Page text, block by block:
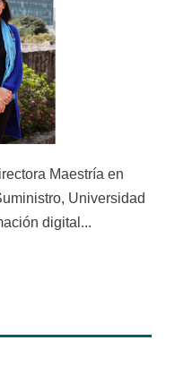
Maestría en
Universidad
digital...